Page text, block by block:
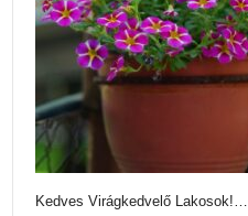
Kedves Virágkedvelő Lakosok!…